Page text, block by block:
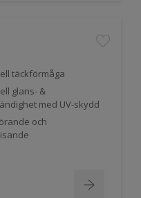
täckförmåga
glans- &
med UV-skydd
och